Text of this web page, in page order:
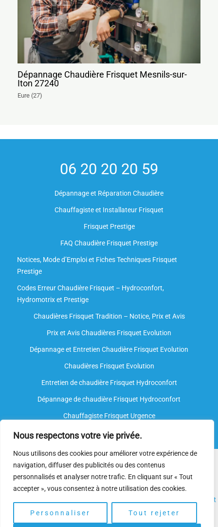
Nous respectons votre vie privée.
Nous utilisons des cookies pour améliorer votre expérience de
navigation, diffuser des publicités ou des contenus
personnalisés et analyser notre trafic. En cliquant sur « Tout
accepter », vous consentez à notre utilisation des cookies.
Personnaliser Tout rejeter
Dépannage Chaudière Frisquet Mesnils-sur-
Iton 27240
Eure (27)
06 20 20 20 59
Dépannage et Réparation Chaudière
Chauffagiste et Installateur Frisquet
Frisquet Prestige
FAQ Chaudière Frisquet Prestige
Notices, Mode d’Emploi et Fiches Techniques Frisquet
Prestige
Codes Erreur Chaudière Frisquet – Hydroconfort,
Hydromotrix et Prestige
Chaudières Frisquet Tradition – Notice, Prix et Avis
Prix et Avis Chaudières Frisquet Evolution
Dépannage et Entretien Chaudière Frisquet Evolution​
Chaudières Frisquet Evolution
Entretien de chaudière Frisquet Hydroconfort
Dépannage de chaudière Frisquet Hydroconfort
Chauffagiste Frisquet Urgence
Nous intervenons sur toutes les marques de chauffe-eau, mais
nous ne sommespas agréés par le fabricant. Nosplombiers
spécialisésdisposent néanmoins de l’expertise et des
et
le
dépannage.